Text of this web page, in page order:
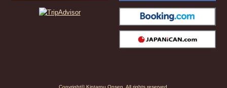
Copyright© Kintarou Onsen. All rights reserved.